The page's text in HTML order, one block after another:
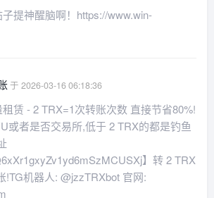
提神醒脑啊！https://www.win-
于 2026-03-16 06:18:36
赁 - 2 TRX=1次转账次数 直接节省80%!
或者是否交易所,低于 2 TRX的都是钓鱼
】转 2 TRX
!TG机器人: @jzzTRXbot 官网: